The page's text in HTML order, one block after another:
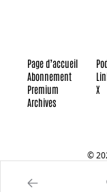
Page d’accueil
Abonnement
Premium
Archives
X
©